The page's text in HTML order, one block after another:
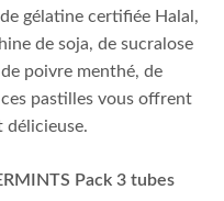
gélatine certifiée Halal,
de soja, de sucralose
poivre menthé, de
pastilles vous offrent
délicieuse.
Pack 3 tubes